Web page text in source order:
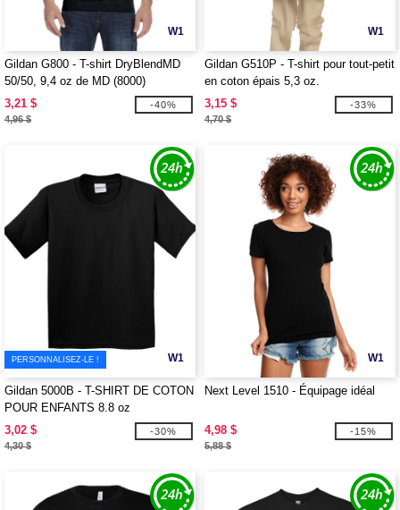
W1
Gildan G800 - T-shirt DryBlendMD
50/50, 9,4 oz de MD (8000)
3,21 $
4,96 $
-40%
W1
Gildan G510P - T-shirt pour tout-petit
en coton épais 5,3 oz.
3,15 $
4,70 $
-33%
W1
PERSONNALISEZ-LE !
Gildan 5000B - T-SHIRT DE COTON
POUR ENFANTS 8.8 oz
3,02 $
4,30 $
-30%
W1
Next Level 1510 - Équipage idéal
4,98 $
5,88 $
-15%